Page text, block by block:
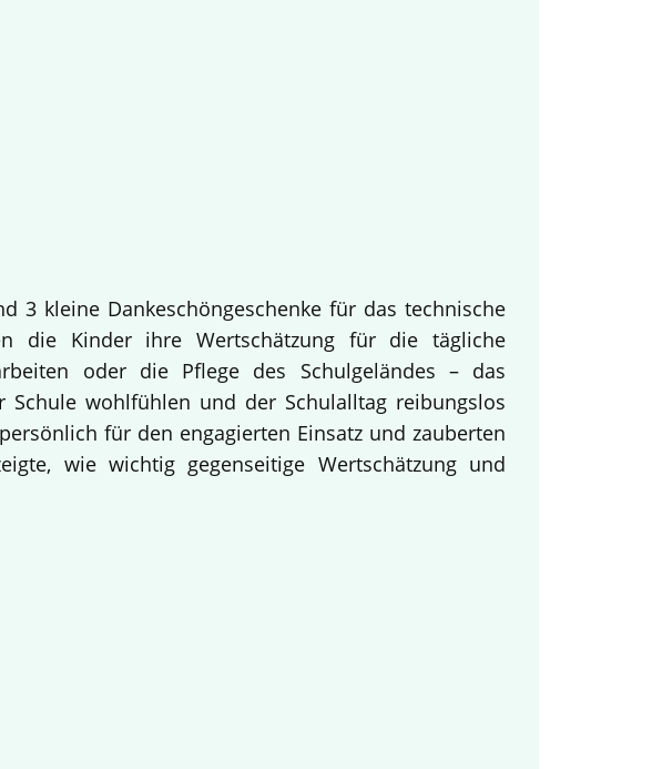
3 kleine Dankeschöngeschenke für das technische
die Kinder ihre Wertschätzung für die tägliche
oder die Pflege des Schulgeländes – das
wohlfühlen und der Schulalltag reibungslos
für den engagierten Einsatz und zauberten
wie wichtig gegenseitige Wertschätzung und